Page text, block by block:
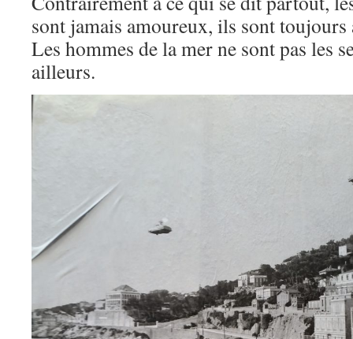
sont jamais amoureux, ils sont
Les hommes de la mer ne sont pas les
ailleurs.